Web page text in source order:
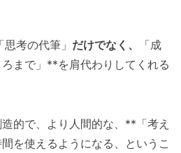
考の代筆」 だけでなく、
「成
まで」**を肩代わりしてくれる
的で、より人間的な、**「考え
を使えるようになる、というこ